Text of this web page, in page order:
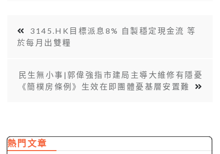
3145.HK目標派息8% 自製穩定現金流 等
於每月出雙糧
民生無小事|郭偉強指市建局主導大維修有隱憂
《簡樸房條例》生效在即團體憂基層安置難
熱門文章